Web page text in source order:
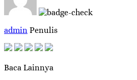
admin Penulis
Baca Lainnya